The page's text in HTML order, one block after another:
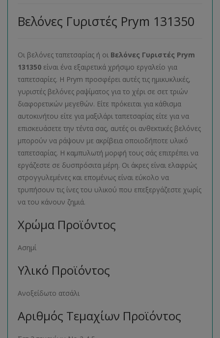
Βελόνες Γυριστές Prym 131350
Οι βελόνες ταπετσαρίας ή οι Βελόνες Γυριστές Prym
131350 είναι ένα εξαιρετικά χρήσιμο εργαλείο για
ταπετσαρίες. Η Prym προσφέρει αυτές τις ημικυκλικές,
γυριστές βελόνες ραψίματος για το χέρι σε σετ τριών
διαφορετικών μεγεθών. Είτε πρόκειται για κάθισμα
αυτοκινήτου είτε για μαξιλάρι ταπετσαρίας είτε για να
επισκευάσετε την τέντα σας, αυτές οι ανθεκτικές βελόνες
μπορούν να ράψουν με ακρίβεια οποιοδήποτε υλικό
ταπετσαρίας. Η καμπυλωτή μορφή τους σάς επιτρέπει να
εργάζεστε σε δυσπρόσιτα μέρη. Οι άκρες είναι ελαφρώς
στρογγυλεμένες και επομένως είναι εύκολο να
τρυπήσουν τις ίνες του υλικού που επεξεργάζεστε χωρίς
να του κάνουν ζημιά.
Χρώμα Προϊόντος
Ασημί
Υλικό Προϊόντος
Ανοξείδωτο ατσάλι
Αριθμός Τεμαχίων Προϊόντος